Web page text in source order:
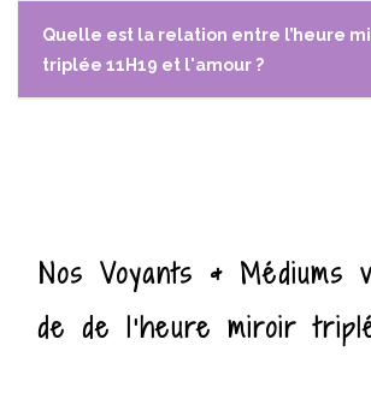
Quelle est la relation entre l’heure
triplée 11H19 et l'amour ?
Nos Voyants & Médiums
de de l’heure miroir